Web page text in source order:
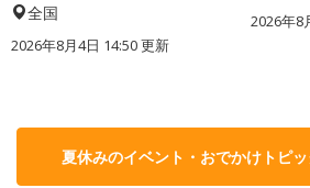
全国
2026年8月4日 14:50更新
2026年8
夏休みのイベント・おでかけトピ